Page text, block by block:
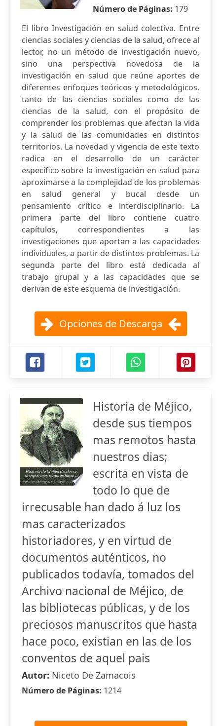
Número de Páginas: 179
El libro Investigación en salud colectiva. Entre
ciencias sociales y ciencias de la salud, ofrece al
lector, no un método de investigación nuevo,
sino una perspectiva novedosa de la
investigación en salud que reúne aportes de
diferentes enfoques teóricos y metodológicos,
tanto de las ciencias sociales como de las
ciencias de la salud, con el propósito de
comprender los problemas que afectan la vida
y la salud de las comunidades en distintos
territorios. La novedad y vigencia de este texto
radica en el desarrollo de un carácter
específico sobre la investigación en salud para
aproximarse a la complejidad de los problemas
en salud general y bucal desde un
pensamiento crítico e interdisciplinario. La
primera parte del libro contiene cuatro
capítulos, correspondientes a las
investigaciones que aportan a las capacidades
individuales, a partir de distintos problemas. La
segunda parte del libro está dedicada al
trabajo grupal y a las capacidades que se
derivan de este esquema de investigación.
Opciones de Descarga
Historia de Méjico,
desde sus tiempos
mas remotos hasta
nuestros dias;
escrita en vista de
todo lo que de
irrecusable han dado á luz los
mas caracterizados
historiadores, y en virtud de
documentos auténticos, no
publicados todavía, tomados del
Archivo nacional de Méjico, de
las bibliotecas públicas, y de los
preciosos manuscritos que hasta
hace poco, existian en las de los
conventos de aquel pais
Autor: Niceto De Zamacois
Número de Páginas: 1214